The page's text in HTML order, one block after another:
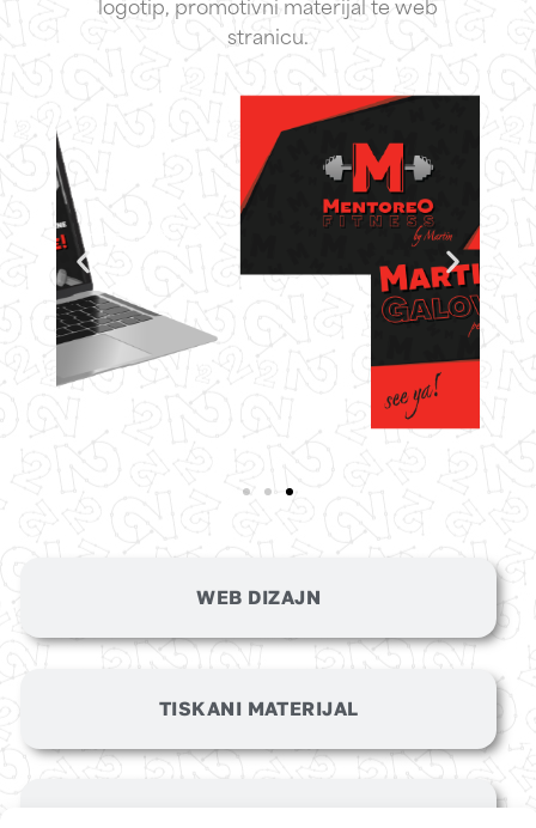
WEB DIZAJN
TISKANI MATERIJAL
stranicu.